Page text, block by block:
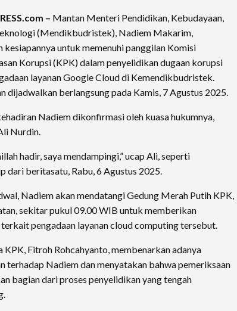
– Mantan Menteri Pendidikan, Kebudayaan,
(Mendikbudristek), Nadiem Makarim,
kesiapannya untuk memenuhi panggilan Komisi
Korupsi (KPK) dalam penyelidikan dugaan korupsi
layanan Google Cloud di Kemendikbudristek.
dijadwalkan berlangsung pada Kamis, 7 Agustus 2025.
Nadiem dikonfirmasi oleh kuasa hukumnya,
Nurdin.
hadir, saya mendampingi,” ucap Ali, seperti
dari beritasatu, Rabu, 6 Agustus 2025.
Nadiem akan mendatangi Gedung Merah Putih KPK,
sekitar pukul 09.00 WIB untuk memberikan
pengadaan layanan cloud computing tersebut.
KPK, Fitroh Rohcahyanto, membenarkan adanya
terhadap Nadiem dan menyatakan bahwa pemeriksaan
bagian dari proses penyelidikan yang tengah